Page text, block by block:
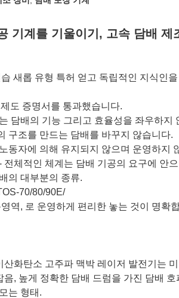
기계를 기울이기, 고속 담배 제
새롭 유형 특허 얻고 독립적인 지식인
도 증명서를 통과했습니다.
담배의 기능 그리고 효율성을 좌우하
구조를 만드는 담배를 바꾸지 않습니다.
동자에 의해 유지되지 않으며 운영하지
전체적인 체계는 담배 기공의 요구에 안
의 대부분의 종류.
70/80/90E/
역, 로 운영하게 편리한 놓는 것이 명확
산화탄소 고주파 맥박 레이저 발전기는
음, 높게 정확한 담배 드럼을 가진 담배 호
는 형태.